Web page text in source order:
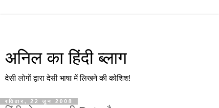
अनिल का हिंदी ब्लाग
देसी लोगों द्वारा देसी भाषा में लिखने की कोशिश!
रविवार, 22 जून 2008